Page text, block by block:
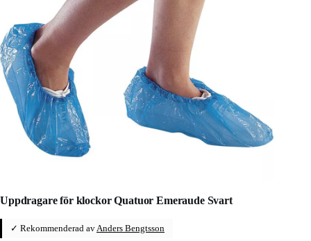
Uppdragare för klockor Quatuor Emeraude Svart
✓ Rekommenderad av Anders Bengtsson